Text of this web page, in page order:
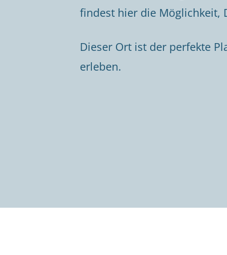
findest hier die Möglichkeit,
Dieser Ort ist der perfekte
erleben.